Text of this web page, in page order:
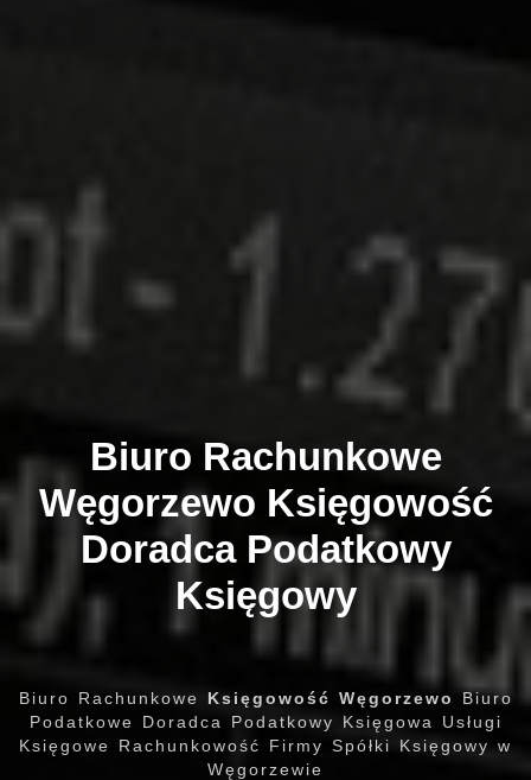
Biuro Rachunkowe
Węgorzewo Księgowość
Doradca Podatkowy
Księgowy
Biuro Rachunkowe Księgowość Węgorzewo
Biuro
Podatkowe Doradca Podatkowy Księgowa Usługi
Księgowe Rachunkowość Firmy Spółki Księgowy w
Węgorzewie